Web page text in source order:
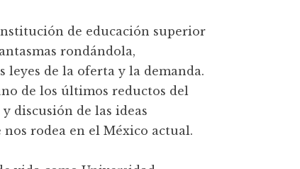
de educación superior
rondándola,
de la oferta y la demanda.
de los últimos reductos del
discusión de las ideas
rodea en el México actual.